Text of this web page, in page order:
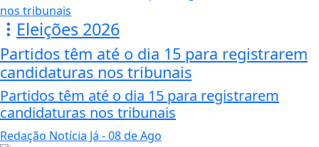
Eleições 2026
Partidos têm até o dia 15 para registrarem
candidaturas nos tribunais
Partidos têm até o dia 15 para registrarem
candidaturas nos tribunais
Redação Notícia Já - 08 de Ago